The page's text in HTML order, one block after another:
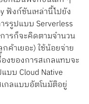
ฟังก์ชันเหล่านี้ไปยัง
รรูปแบบ Serverless
ารก็จะคิดตามจำนวน
ค้าเยอะ) ใช้น้อยจ่าย
งของการสเกลแทบจะ
บบ Cloud Native
กลแบบอัตโนมัติอยู่